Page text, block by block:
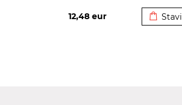
12,48 eur